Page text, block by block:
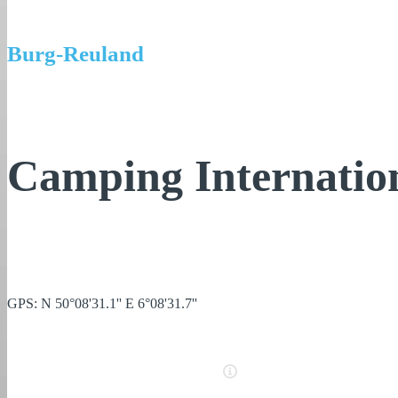
Burg-Reuland
Camping
GPS: N 50°08'31.1'' E 6°08'31.7''